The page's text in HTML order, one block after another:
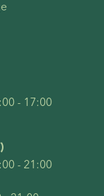
- 17:00
- 21:00